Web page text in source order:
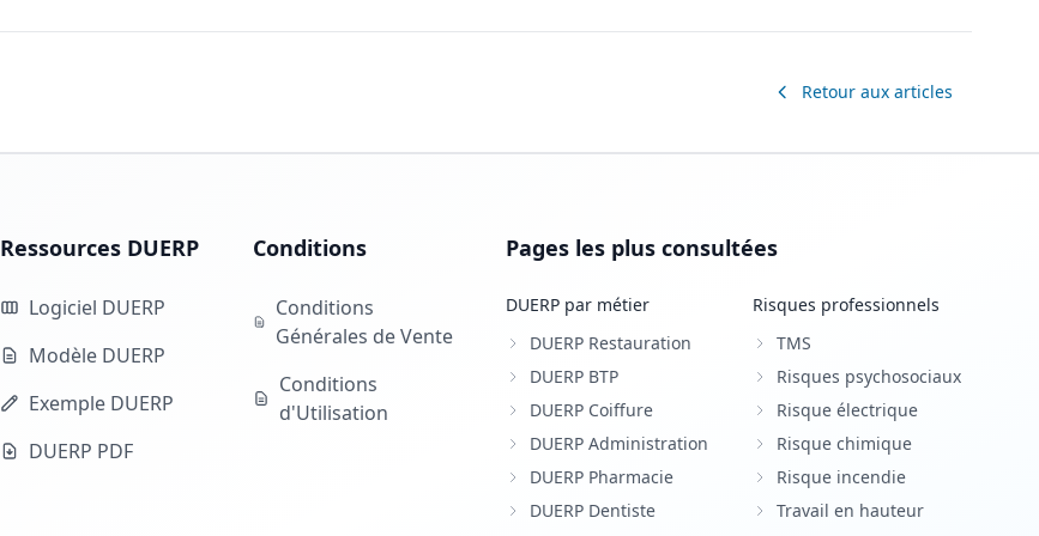
Retour aux articles
Ressources DUERP
Logiciel DUERP
Modèle DUERP
Exemple DUERP
DUERP PDF
Conditions
Conditions
Générales de Vente
Conditions
d'Utilisation
Pages les plus consultées
DUERP par métier
DUERP Restauration
DUERP BTP
DUERP Coiffure
DUERP Administration
DUERP Pharmacie
DUERP Dentiste
Risques professionnels
TMS
Risques psychosociaux
Risque électrique
Risque chimique
Risque incendie
Travail en hauteur